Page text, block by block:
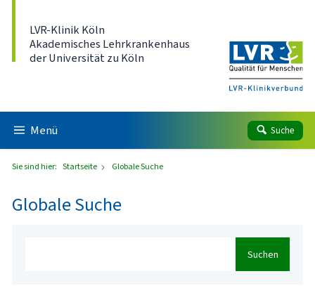
LVR-Klinik Köln
Akademisches Lehrkrankenhaus
der Universität zu Köln
Menü Suche
Sie sind hier: Startseite Globale Suche
Globale Suche
Suchen